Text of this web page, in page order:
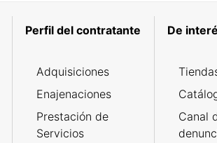
Perfil del contratante
Adquisiciones
Enajenaciones
Prestación de
Servicios
De
Canal